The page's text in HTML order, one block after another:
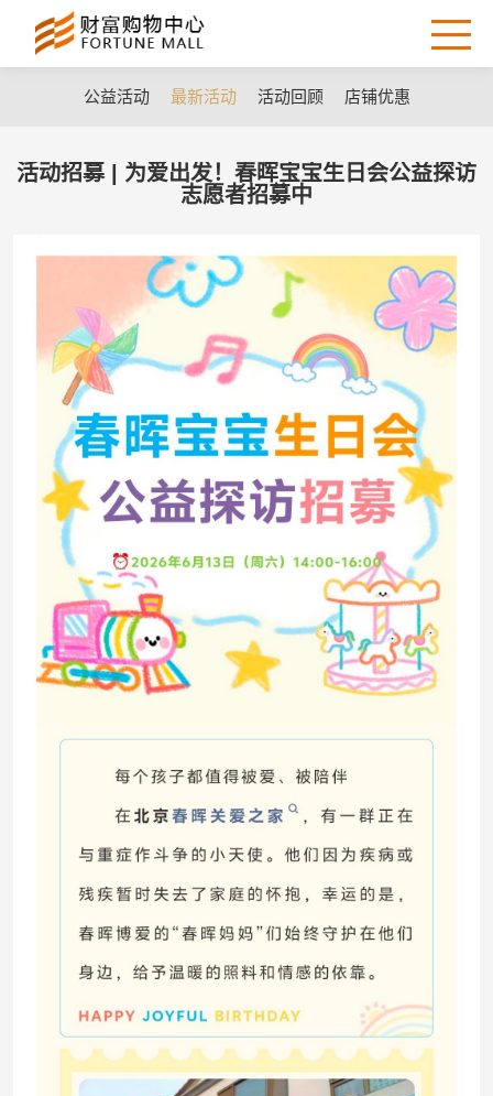
公益活动 最新活动 活动回顾 店铺优惠
活动招募 | 为爱出发！春晖宝宝生日会公益探访
志愿者招募中